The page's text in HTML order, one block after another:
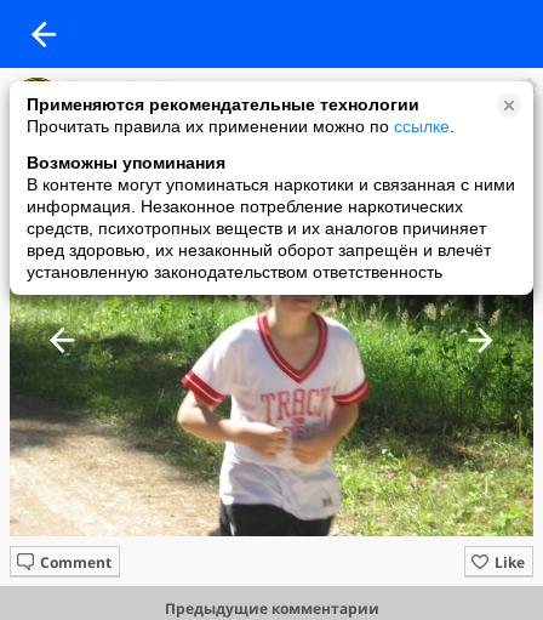
Применяются рекомендательные технологии
Прочитать правила их применении можно по ссылке
Возможны упоминания
В контенте могут упоминаться наркотики и связанная с ними
информация. Незаконное потребление наркотических
средств, психотропных веществ и их аналогов причиняет
вред здоровью, их незаконный оборот запрещён и влечёт
установленную законодательством ответственность
karate shotokan
added a photo
08 Sep в 19:43
Like
Comment
Предыдущие комментарии